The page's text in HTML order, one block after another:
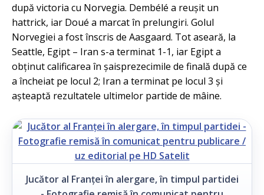
după victoria cu Norvegia. Dembélé a reușit un
hattrick, iar Doué a marcat în prelungiri. Golul
Norvegiei a fost înscris de Aasgaard. Tot aseară, la
Seattle, Egipt – Iran s-a terminat 1-1, iar Egipt a
obținut calificarea în șaisprezecimile de finală după ce
a încheiat pe locul 2; Iran a terminat pe locul 3 și
așteaptă rezultatele ultimelor partide de mâine.
Jucător al Franței în alergare, în timpul partidei